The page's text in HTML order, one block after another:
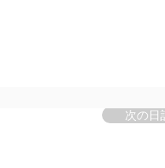
次の日